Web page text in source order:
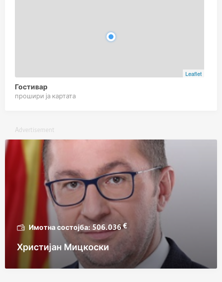
Leaflet
Гостивар
прошири ја картата
Advertisement
506.036€
Христијан Мицкоски